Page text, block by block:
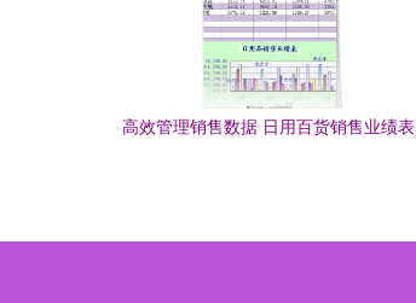
高效管理销售数据 日用百货销售业绩表